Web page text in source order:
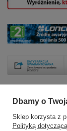
Dbamy o
Sklep korzysta z
Polityką